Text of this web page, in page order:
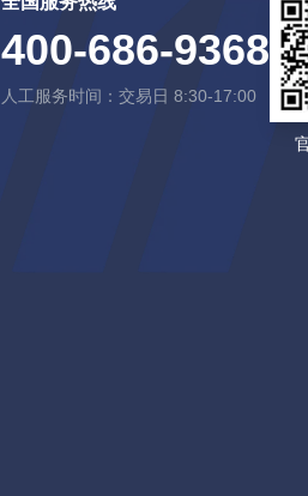
400-686-9368
人工服务时间：交易日 8:30-17:00